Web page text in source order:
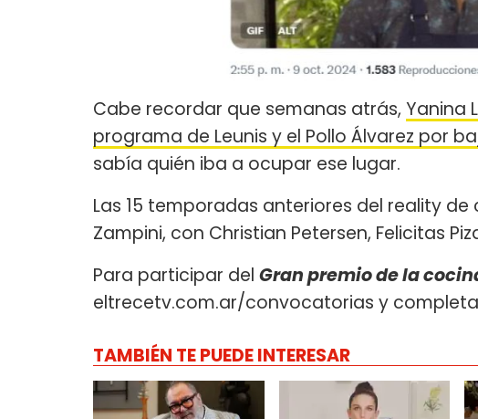
Cabe recordar que semanas atrás, Yanina
programa de Leunis y el Pollo Álvarez por
sabía quién iba a ocupar ese lugar.
Las 15 temporadas anteriores del reality
Zampini, con Christian Petersen, Felicitas
Para participar del Gran premio de la
eltrecetv.com.ar/convocatorias y
TAMBIÉN TE PUEDE INTERESAR